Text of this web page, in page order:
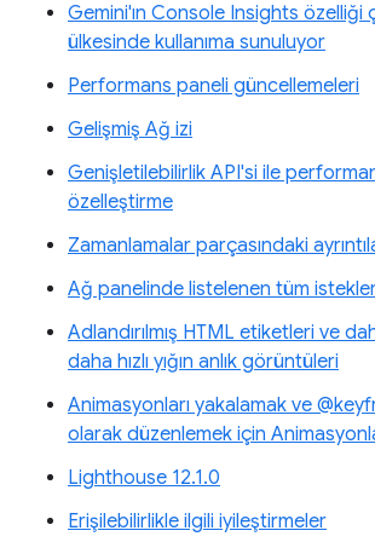
Gemini'ın Console Insights özelliği
ülkesinde kullanıma sunuluyor
Performans paneli güncellemeleri
Gelişmiş Ağ izi
Genişletilebilirlik API'si ile
özelleştirme
Zamanlamalar parçasındaki
Ağ panelinde listelenen tüm
Adlandırılmış HTML etiketleri ve
daha hızlı yığın anlık görüntüleri
Animasyonları yakalamak ve
olarak düzenlemek için
Lighthouse 12.1.0
Erişilebilirlikle ilgili iyileştirmeler